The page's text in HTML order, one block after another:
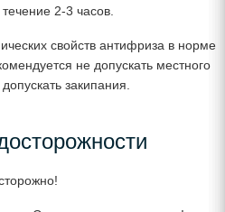
2-3 часов.
свойств антифриза в норме
не допускать местного
закипания.